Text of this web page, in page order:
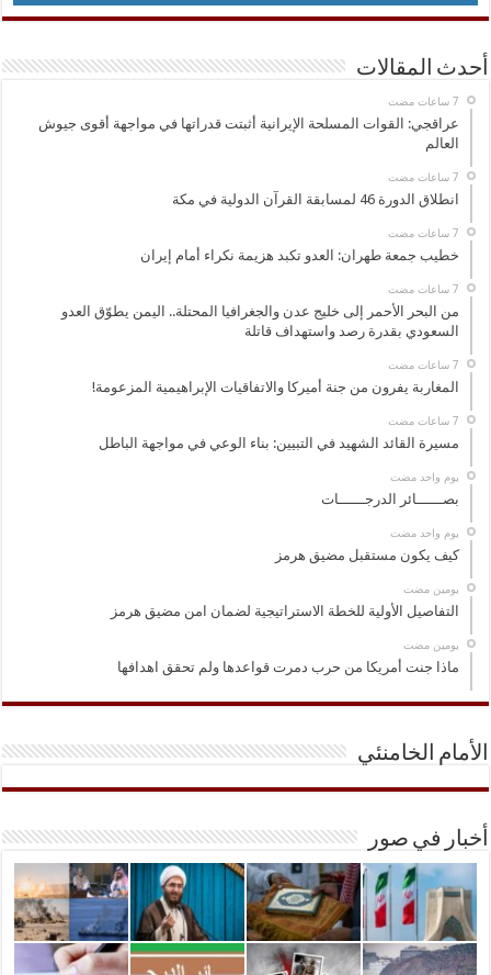
أحدث المقالات
عراقجي: القوات المسلحة الإيرانية أثبتت قدراتها في مواجهة أقوى جيوش
العالم
انطلاق الدورة 46 لمسابقة القرآن الدولية في مكة
خطيب جمعة طهران: العدو تكبد هزيمة نكراء أمام إيران
من البحر الأحمر إلى خليج عدن والجغرافيا المحتلة.. اليمن يطوّق العدو
السعودي بقدرة رصد واستهداف قاتلة
المغاربة يفرون من جنة أميركا والاتفاقيات الإبراهيمية المزعومة!
مسيرة القائد الشهيد في التبيين: بناء الوعي في مواجهة الباطل
‏يوم واحد مضت
بصــــــائر الدرجــــــات
‏يوم واحد مضت
كيف يكون مستقبل مضيق هرمز
‏يومين مضت
التفاصيل الأولية للخطة الاستراتيجية لضمان امن مضيق هرمز
‏يومين مضت
ماذا جنت أمريكا من حرب دمرت قواعدها ولم تحقق اهدافها
الأمام الخامنئي
أخبار في صور